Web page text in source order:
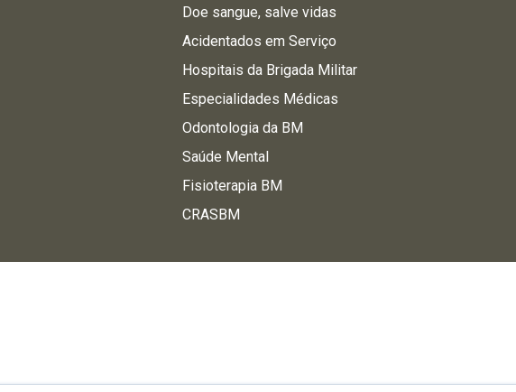
Doe sangue, salve vidas
Acidentados em Serviço
Hospitais da Brigada Militar
Especialidades Médicas
Odontologia da BM
Saúde Mental
Fisioterapia BM
CRASBM